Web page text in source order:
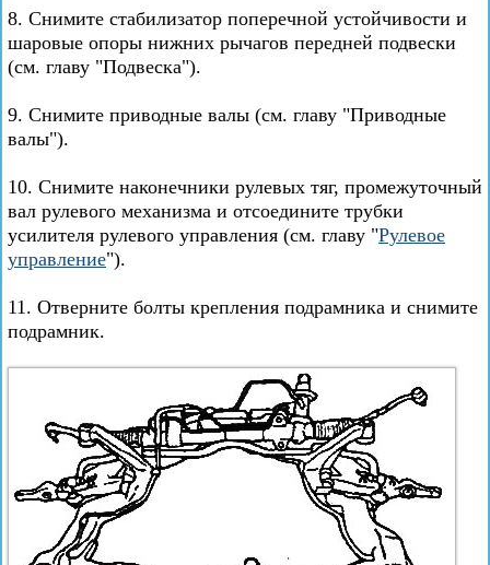
8. Снимите стабилизатор поперечной устойчивости и
шаровые опоры нижних рычагов передней подвески
(см. главу "Подвеска").
9. Снимите приводные валы (см. главу "Приводные
валы").
10. Снимите наконечники рулевых тяг, промежуточный
вал рулевого механизма и отсоедините трубки
усилителя рулевого управления (см. главу "Рулевое
управление").
11. Отверните болты крепления подрамника и снимите
подрамник.